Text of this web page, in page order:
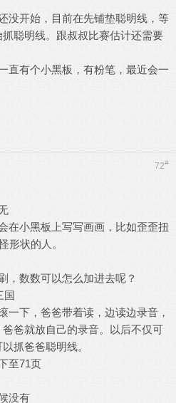
没开始，目前在先铺垫聪明线，等
聪明线。跟叔叔比赛估计还需要
直有个小黑板，有粉笔，最近会一
72#
在小黑板上写写画画，比如歪歪扭
形状的人。
，数数可以怎么加进去呢？
国
一下，爸爸带着读，边读边录音，
爸就放自己的录音。以后不仅可
抓爸爸聪明线。
至71页
没有